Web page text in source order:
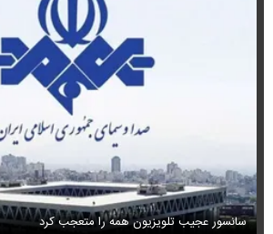
سانسور عجیب تلویزیون همه را متعجب کرد